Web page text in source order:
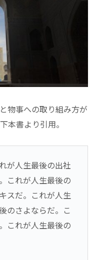
物事への取り組み方が
本書より引用。
が人生最後の出社
これが人生最後の
スだ。これが人生
のさよならだ。こ
これが人生最後の